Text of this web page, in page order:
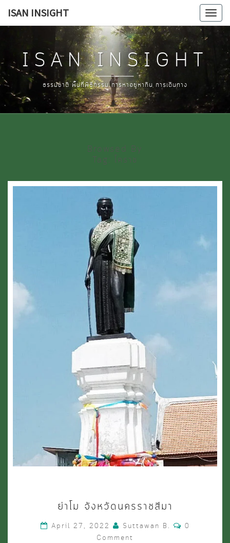
Skip
to
ISAN INSIGHT
ISAN INSIGHT
ธรรมชาติ พื้นที่พิธีกรรม การหาอยู่หากิน การเดินทาง
Browsed By
Tag: โคราช
จังหวัด
ย่าโม จังหวัดนครราชสีมา
April 27, 2022 Suttawan B. Comments
0
Comment